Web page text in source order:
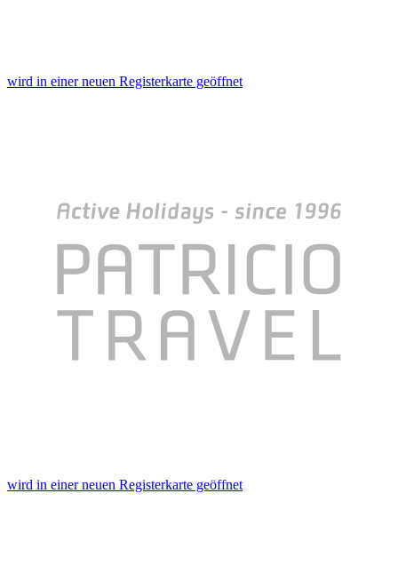
wird in einer neuen Registerkarte geöffnet
wird in einer neuen Registerkarte geöffnet